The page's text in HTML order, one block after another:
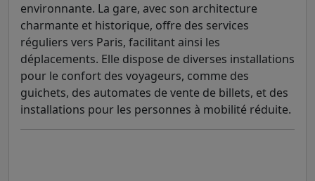
environnante. La gare, avec son architecture
charmante et historique, offre des services
réguliers vers Paris, facilitant ainsi les
déplacements. Elle dispose de diverses installations
pour le confort des voyageurs, comme des
guichets, des automates de vente de billets, et des
installations pour les personnes à mobilité réduite.